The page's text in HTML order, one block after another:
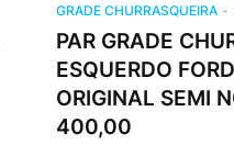
GRADE CHURRASQUEIRA -
PAR GRADE
ESQUERDO
ORIGINAL SEMI
400,00